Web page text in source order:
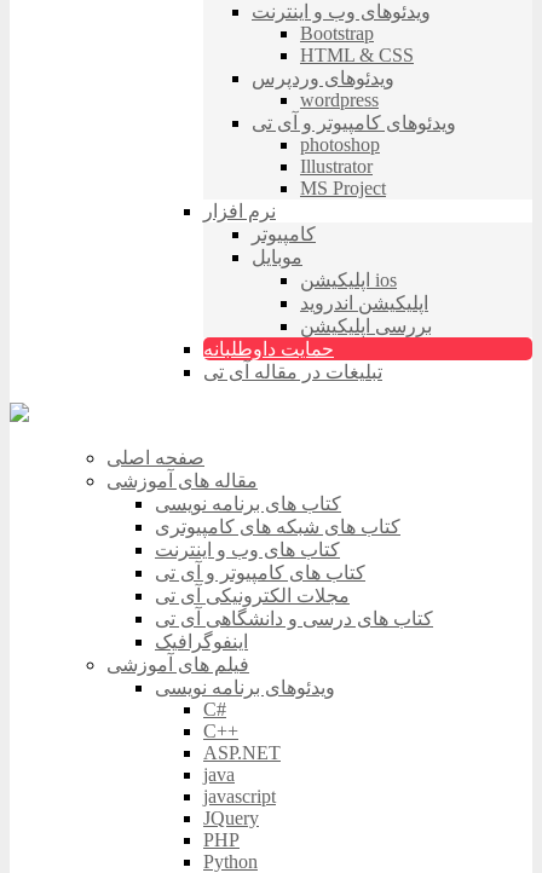
ویدئوهای وب و اینترنت
Bootstrap
HTML & CSS
ویدئوهای وردپرس
wordpress
ویدئوهای کامپیوتر و آی تی
photoshop
Illustrator
MS Project
نرم افزار
کامپیوتر
موبایل
اپلیکیشن ios
اپلیکیشن اندروید
بررسی اپلیکیشن
حمایت داوطلبانه
تبلیغات در مقاله آی تی
صفحه اصلی
مقاله های آموزشی
کتاب های برنامه نویسی
کتاب های شبکه های کامپیوتری
کتاب های وب و اینترنت
کتاب های کامپیوتر و آی تی
مجلات الکترونیکی آی تی
کتاب های درسی و دانشگاهی آی تی
اینفوگرافیک
فیلم های آموزشی
ویدئوهای برنامه نویسی
C#
C++
ASP.NET
java
javascript
JQuery
PHP
Python